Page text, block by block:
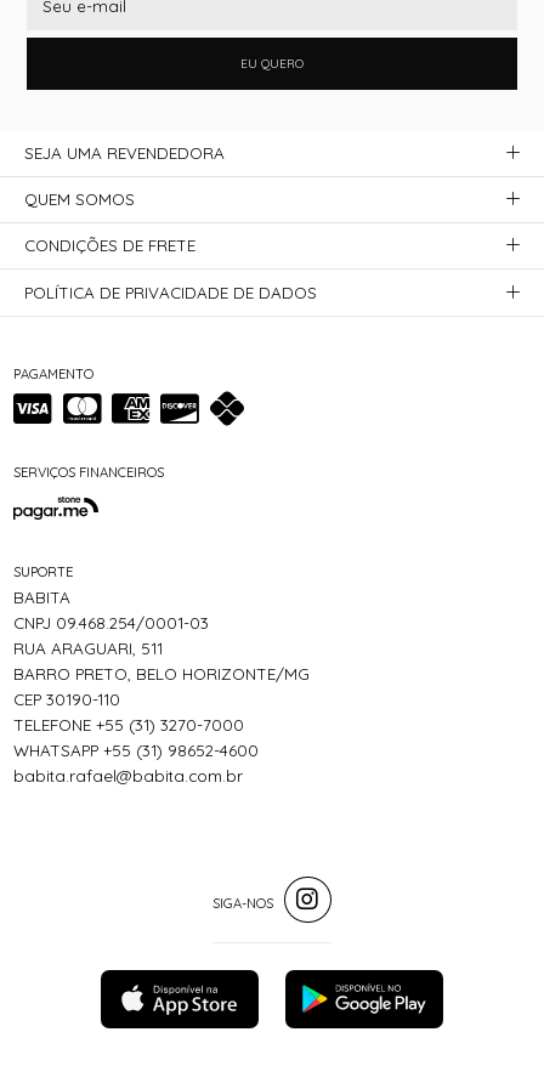
EU QUERO
PAGAMENTO
SERVIÇOS FINANCEIROS
SUPORTE
BABITA
CNPJ 09.468.254/0001-03
RUA ARAGUARI, 511
BARRO PRETO, BELO HORIZONTE/MG
CEP 30190-110
TELEFONE +55 (31) 3270-7000
WHATSAPP +55 (31) 98652-4600
babita.rafael@babita.com.br
SEJA UMA REVENDEDORA
QUEM SOMOS
CONDIÇÕES DE FRETE
POLÍTICA DE PRIVACIDADE DE DADOS